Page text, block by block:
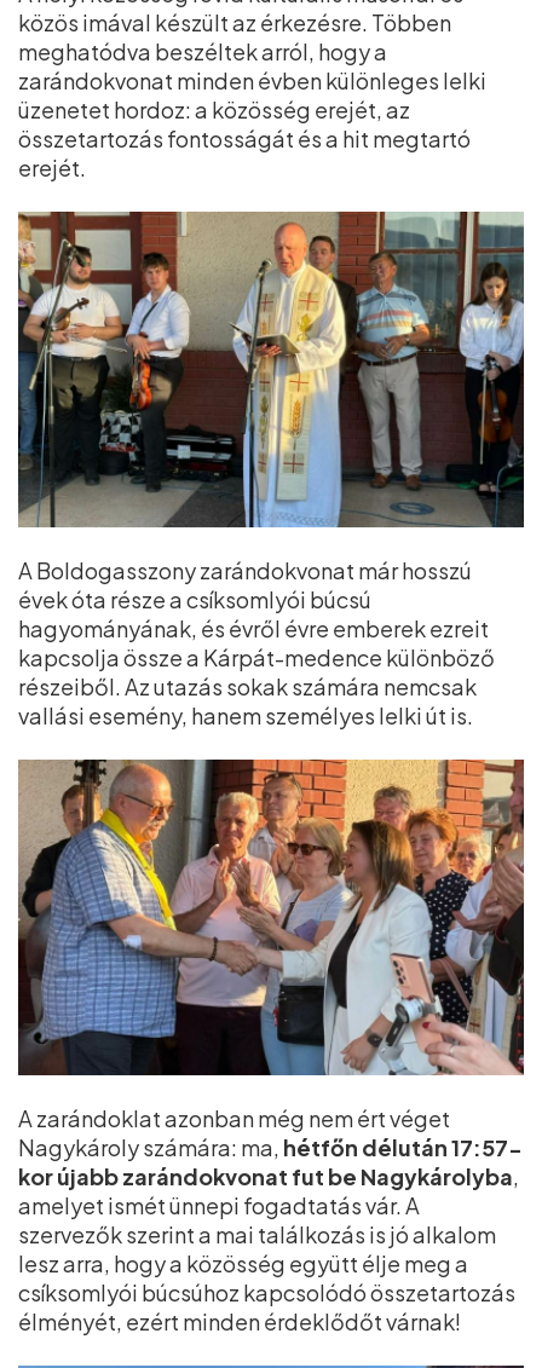
közös imával készült az érkezésre. Többen
meghatódva beszéltek arról, hogy a
zarándokvonat minden évben különleges lelki
üzenetet hordoz: a közösség erejét, az
összetartozás fontosságát és a hit megtartó
erejét.
A Boldogasszony zarándokvonat már hosszú
évek óta része a csíksomlyói búcsú
hagyományának, és évről évre emberek ezreit
kapcsolja össze a Kárpát-medence különböző
részeiből. Az utazás sokak számára nemcsak
vallási esemény, hanem személyes lelki út is.
A zarándoklat azonban még nem ért véget
Nagykároly számára: ma, hétfőn délután 17:57-
kor újabb zarándokvonat fut be Nagykárolyba,
amelyet ismét ünnepi fogadtatás vár. A
szervezők szerint a mai találkozás is jó alkalom
lesz arra, hogy a közösség együtt élje meg a
csíksomlyói búcsúhoz kapcsolódó összetartozás
élményét, ezért minden érdeklődőt várnak!